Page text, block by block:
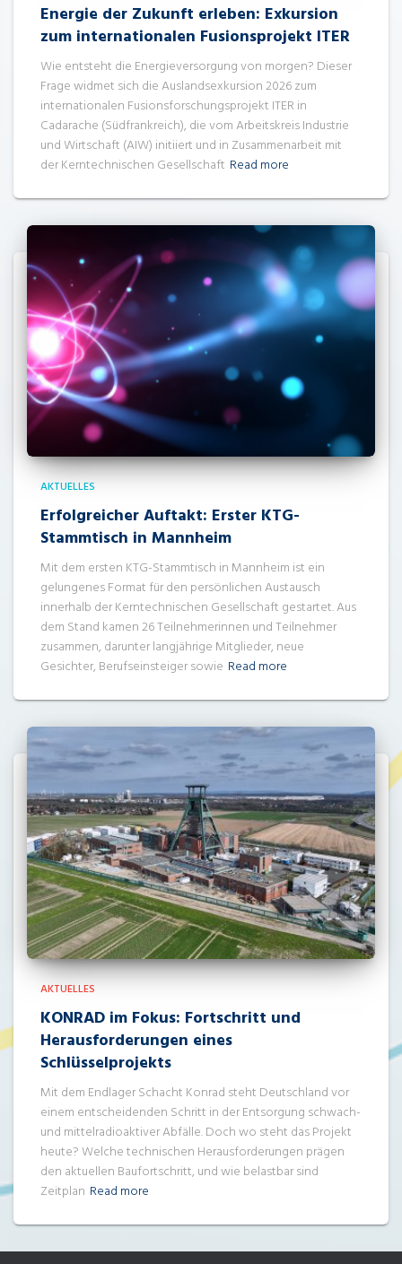
Energie der Zukunft erleben: Exkursion
zum internationalen Fusionsprojekt ITER
Wie entsteht die Energieversorgung von morgen? Dieser
Frage widmet sich die Auslandsexkursion 2026 zum
internationalen Fusionsforschungsprojekt ITER in
Cadarache (Südfrankreich), die vom Arbeitskreis Industrie
und Wirtschaft (AIW) initiiert und in Zusammenarbeit mit
der Kerntechnischen Gesellschaft Read more
AKTUELLES
Erfolgreicher Auftakt: Erster KTG-
Stammtisch in Mannheim
Mit dem ersten KTG-Stammtisch in Mannheim ist ein
gelungenes Format für den persönlichen Austausch
innerhalb der Kerntechnischen Gesellschaft gestartet. Aus
dem Stand kamen 26 Teilnehmerinnen und Teilnehmer
zusammen, darunter langjährige Mitglieder, neue
Gesichter, Berufseinsteiger sowie Read more
AKTUELLES
KONRAD im Fokus: Fortschritt und
Herausforderungen eines
Schlüsselprojekts
Mit dem Endlager Schacht Konrad steht Deutschland vor
einem entscheidenden Schritt in der Entsorgung schwach-
und mittelradioaktiver Abfälle. Doch wo steht das Projekt
heute? Welche technischen Herausforderungen prägen
den aktuellen Baufortschritt, und wie belastbar sind
Zeitplan Read more